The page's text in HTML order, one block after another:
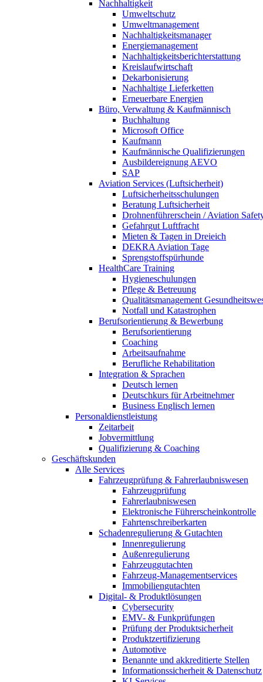
Nachhaltigkeit
Umweltschutz
Umweltmanagement
Nachhaltigkeitsmanager
Energiemanagement
Nachhaltigkeitsberichterstattung
Kreislaufwirtschaft
Dekarbonisierung
Nachhaltige Lieferketten
Erneuerbare Energien
Büro, Verwaltung & Kaufmännisch
Buchhaltung
Microsoft Office
Kaufmann
Kaufmännische Qualifizierungen
Ausbildereignung AEVO
SAP
Aviation Services (Luftsicherheit)
Luftsicherheitsschulungen
Beratung Luftsicherheit
Drohnenführerschein / Aviation
Gefahrgut Luftfracht
Mieten & Tagen in Dreieich
DEKRA Aviation Tage
Sprengstoffspürhunde
HealthCare Training
Hygieneschulungen
Pflege & Betreuung
Qualitätsmanagement
Notfall und Katastrophen
Berufsorientierung & Bewerbung
Berufsorientierung
Coaching
Arbeitsaufnahme
Berufliche Rehabilitation
Integration & Sprachen
Deutsch lernen
Deutschkurs für Arbeitnehmer
Business Englisch lernen
Personaldienstleistung
Zeitarbeit
Jobvermittlung
Qualifizierung & Coaching
Geschäftskunden
Alle Services
Fahrzeugprüfung & Fahrerlaubniswesen
Fahrzeugprüfung
Fahrerlaubniswesen
Elektronische Führerscheinkontrolle
Fahrtenschreiberkarten
Schadenregulierung & Gutachten
Innenregulierung
Außenregulierung
Fahrzeuggutachten
Fahrzeug-Managementservices
Immobiliengutachten
Digital- & Produktlösungen
Cybersecurity
EMV- & Funkprüfungen
Prüfung der Produktsicherheit
Produktzertifizierung
Automotive
Benannte und akkreditierte Stellen
Informationssicherheit & Datenschutz